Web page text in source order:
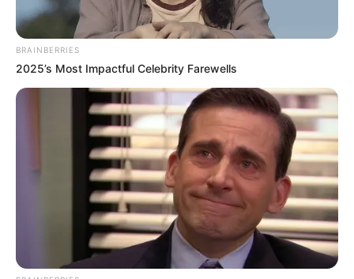
Beri Rating & Review
Edit
Work Later, Drink Now Season 2merupakan drama Korea Selatan
yang ditayangkan di tvN mulai 9 Desember 2022. Drama ini
ditayangkan untuk mengisi slot pada hari Jumat.
Kisahnya diadaptasi dari webkomik berjudul
Soolkkundoshicheonyeodeuloleh Mikkang.
Lee Sun Bindidapuk menjadi pemeran utama dalam drama ini. Ia
BRAINBERRIES
2025’s Most Impactful Celebrity Farewells